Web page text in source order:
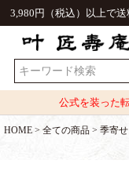
3,980円（税込）以上で送
公式を装った
HOME 全ての商品 季寄